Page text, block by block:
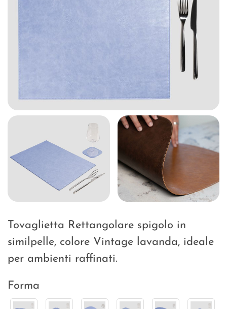
Tovaglietta Rettangolare spigolo in
similpelle, colore Vintage lavanda, ideale
per ambienti raffinati.
Forma